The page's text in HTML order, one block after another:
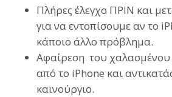
Πλήρες έλεγχο ΠΡΙΝ και
για να εντοπίσουμε αν το
κάποιο άλλο πρόβλημα.
Αφαίρεση του χαλασμένου
από το iPhone και
καινούργιο.